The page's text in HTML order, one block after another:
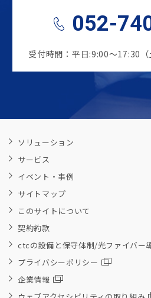
052-
受付時間：平日:9:00～17:30（
ソリューション
サービス
イベント・事例
サイトマップ
このサイトについて
契約約款
ctcの設備と保守体制/光ファイバー
プライバシーポリシー
企業情報